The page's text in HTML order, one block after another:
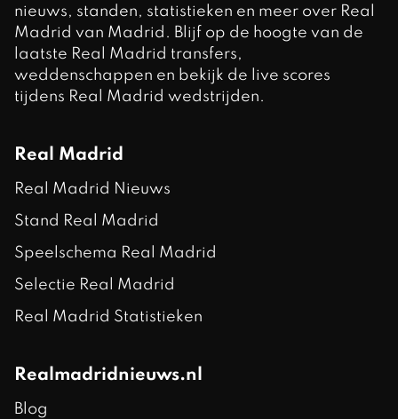
nieuws, standen, statistieken en meer over Real
Madrid van Madrid. Blijf op de hoogte van de
laatste Real Madrid transfers,
weddenschappen en bekijk de live scores
tijdens Real Madrid wedstrijden.
Real Madrid
Real Madrid Nieuws
Stand Real Madrid
Speelschema Real Madrid
Selectie Real Madrid
Real Madrid Statistieken
Realmadridnieuws.nl
Blog